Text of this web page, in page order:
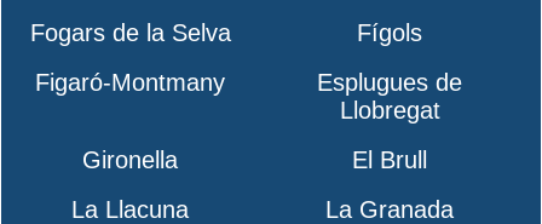
Fogars de la Selva
Fígols
Figaró-Montmany
Esplugues de
Llobregat
Gironella
El Brull
La Llacuna
La Granada